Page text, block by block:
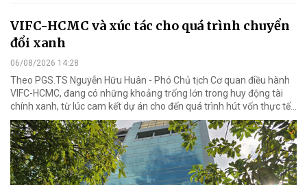
VIFC-HCMC và xúc tác cho quá trình chuyển
đổi xanh
06/08/2026 14:28
Theo PGS.TS Nguyễn Hữu Huân - Phó Chủ tịch Cơ quan điều hành
VIFC-HCMC, đang có những khoảng trống lớn trong huy động tài
chính xanh, từ lúc cam kết dự án cho đến quá trình hút vốn thực tế...